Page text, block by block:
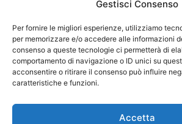
Gestisci Consenso
Per fornire le migliori esperienze, utilizziamo
per memorizzare e/o accedere alle informazioni
consenso a queste tecnologie ci permetterà di
comportamento di navigazione o ID unici su
acconsentire o ritirare il consenso può influire
caratteristiche e funzioni.
Accetta